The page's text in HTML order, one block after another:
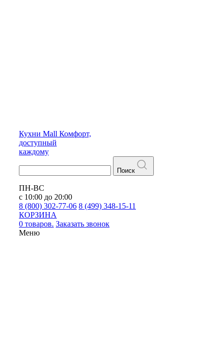
Кухни Mall Комфорт,
доступный
каждому
Поиск
ПН-ВС
с 10:00 до 20:00
8 (800) 302-77-06 8 (499) 348-15-11
КОРЗИНА
0 товаров. Заказать звонок
Меню